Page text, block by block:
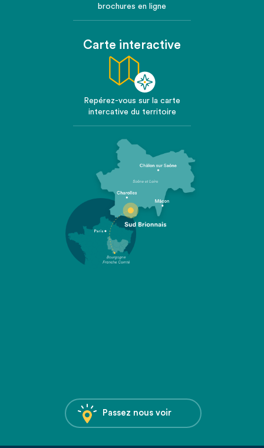
brochures en ligne
Carte interactive
Repérez-vous sur la carte
intercative du territoire
Passez nous voir